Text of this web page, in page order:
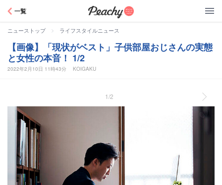
一覧
ニューストップ > ライフスタイルニュース
【画像】「現状がベスト」子供部屋おじさんの実態
と女性の本音！ 1/2
2022年2月10日 11時43分 KOIGAKU
1/2